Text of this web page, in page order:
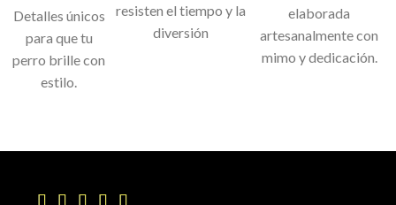
Detalles únicos
para que tu
perro brille con
estilo.
resisten el tiempo y la
diversión
elaborada
artesanalmente con
mimo y dedicación.
    